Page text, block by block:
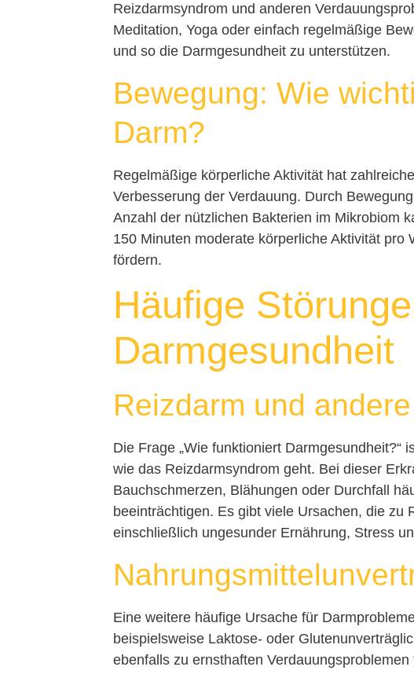
Reizdarmsyndrom und anderen
Meditation, Yoga oder einfach regelmäßige
und so die Darmgesundheit zu unterstützen.
Bewegung: Wie
Darm?
Regelmäßige körperliche Aktivität hat
Verbesserung der Verdauung. Durch
Anzahl der nützlichen Bakterien im Mikrobiom
150 Minuten moderate körperliche Aktivität pro
fördern.
Häufige
Darmgesundheit
Reizdarm und
Die Frage „Wie funktioniert
wie das Reizdarmsyndrom geht. Bei dieser
Bauchschmerzen, Blähungen oder Durchfall
beeinträchtigen. Es gibt viele Ursachen, die zu
einschließlich ungesunder Ernährung, Stress
Eine weitere häufige Ursache für
beispielsweise Laktose- oder
ebenfalls zu ernsthaften